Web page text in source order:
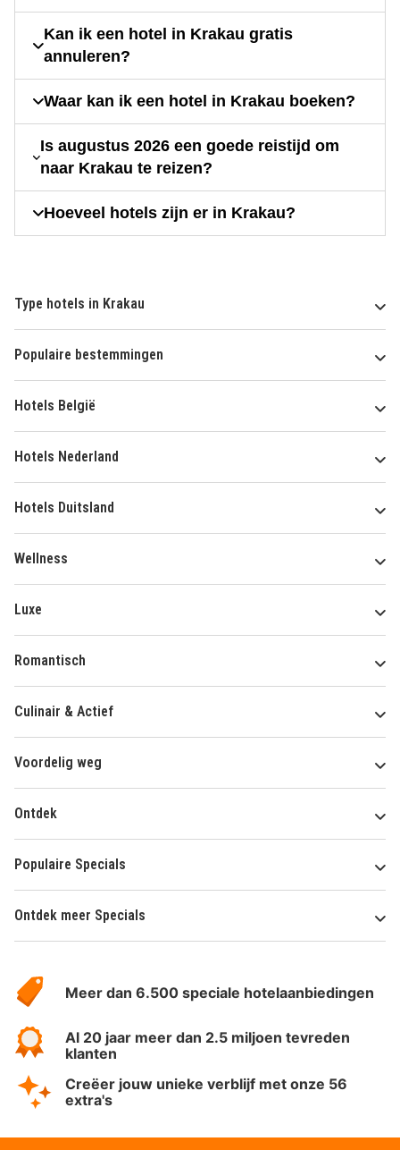
Kan ik een hotel in Krakau gratis
annuleren?
Waar kan ik een hotel in Krakau boeken?
Is augustus 2026 een goede reistijd om
naar Krakau te reizen?
Hoeveel hotels zijn er in Krakau?
Type hotels in Krakau
Populaire bestemmingen
Hotels België
Hotels Nederland
Hotels Duitsland
Wellness
Luxe
Romantisch
Culinair & Actief
Voordelig weg
Ontdek
Populaire Specials
Ontdek meer Specials
HotelSpecials
Meer dan 6.500 speciale hotelaanbiedingen
Al 20 jaar meer dan 2.5 miljoen tevreden
klanten
Creëer jouw unieke verblijf met onze 56
extra's